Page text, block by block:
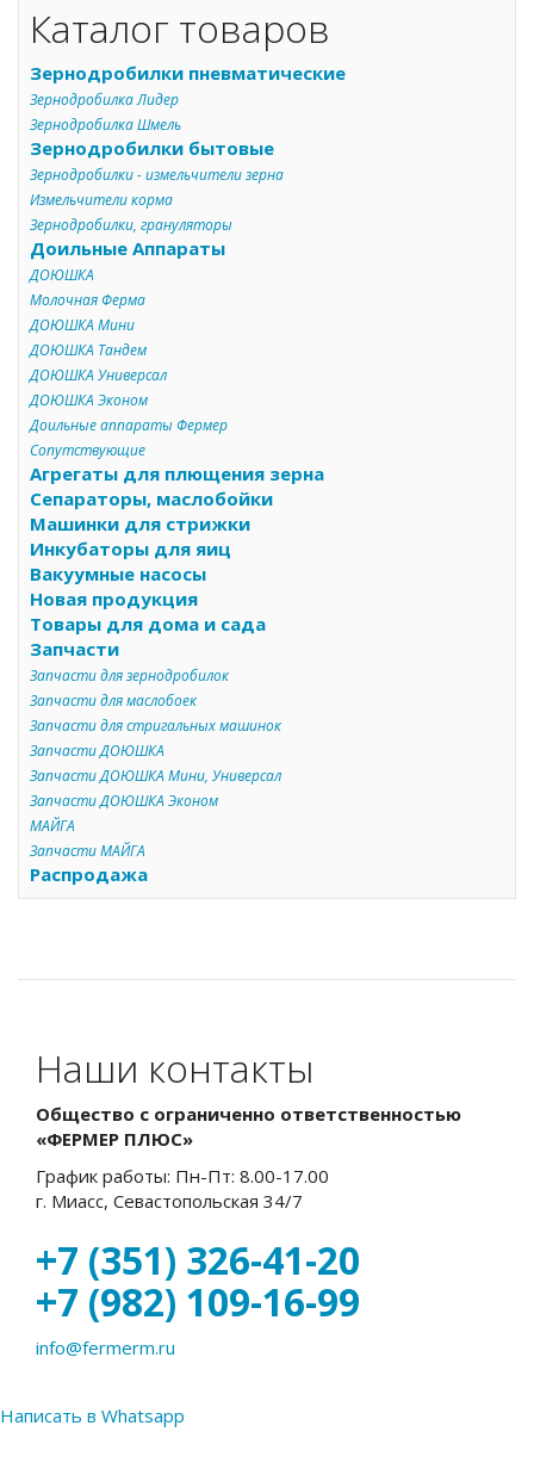
Каталог товаров
Зернодробилки пневматические
Зернодробилка Лидер
Зернодробилка Шмель
Зернодробилки бытовые
Зернодробилки - измельчители зерна
Измельчители корма
Зернодробилки, грануляторы
Доильные Аппараты
ДОЮШКА
Молочная Ферма
ДОЮШКА Мини
ДОЮШКА Тандем
ДОЮШКА Универсал
ДОЮШКА Эконом
Доильные аппараты Фермер
Сопутствующие
Агрегаты для плющения зерна
Сепараторы, маслобойки
Машинки для стрижки
Инкубаторы для яиц
Вакуумные насосы
Новая продукция
Товары для дома и сада
Запчасти
Запчасти для зернодробилок
Запчасти для маслобоек
Запчасти для стригальных машинок
Запчасти ДОЮШКА
Запчасти ДОЮШКА Мини, Универсал
Запчасти ДОЮШКА Эконом
МАЙГА
Запчасти МАЙГА
Распродажа
Наши контакты
Общество с ограниченно ответственностью
«ФЕРМЕР ПЛЮС»
График работы: Пн-Пт: 8.00-17.00
г. Миасс, Севастопольская 34/7
+7 (351) 326-41-20
+7 (982) 109-16-99
info@fermerm.ru
Написать в Whatsapp